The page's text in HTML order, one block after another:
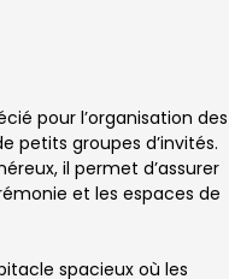
pour l’organisation des
petits groupes d’invités.
il permet d’assurer
et les espaces de
spacieux où les